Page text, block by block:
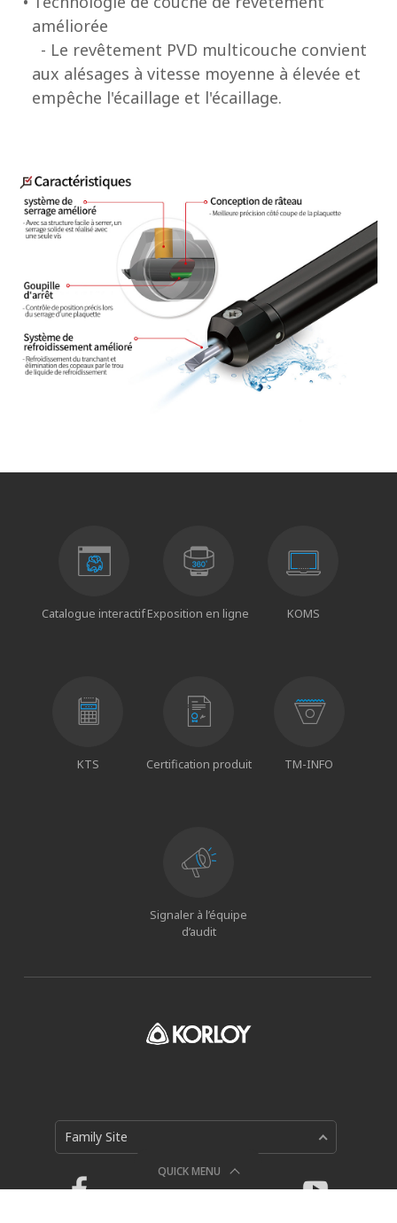
améliorée
- Le revêtement PVD multicouche convient
aux alésages à vitesse moyenne à élevée et
empêche l'écaillage et l'écaillage.
QUICK MENU
Catalogue interactifExposition en ligne KOMS
KTS Certification produit TM-INFO
Signaler à l’équipe
d’audit
Family Site